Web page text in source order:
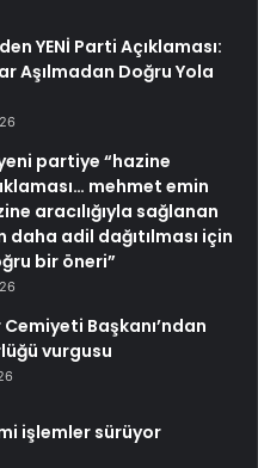
YENİ Parti Açıklaması:
Aşılmadan Doğru Yola
partiye “hazine
mehmet emin
aracılığıyla sağlanan
daha adil dağıtılması için
bir öneri”
Başkanı’ndan
vurgusu
işlemler sürüyor